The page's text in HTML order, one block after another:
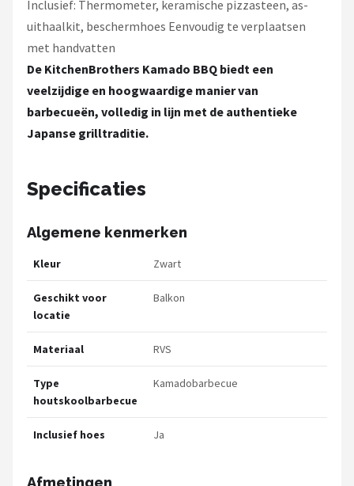
Inclusief: Thermometer, keramische pizzasteen, as-
uithaalkit, beschermhoes Eenvoudig te verplaatsen
met handvatten
De KitchenBrothers Kamado BBQ biedt een
veelzijdige en hoogwaardige manier van
barbecueën, volledig in lijn met de authentieke
Japanse grilltraditie.
Specificaties
Algemene kenmerken
Kleur Zwart
Geschikt voor
locatie
Balkon
Materiaal RVS
Type
houtskoolbarbecue
Kamadobarbecue
Inclusief hoes Ja
Afmetingen